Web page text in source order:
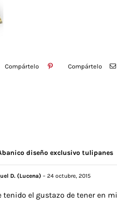
Compártelo Compártelo
diseño exclusivo tulipanes
D. (Lucena) – 24 octubre, 2015
tenido el gustazo de tener en